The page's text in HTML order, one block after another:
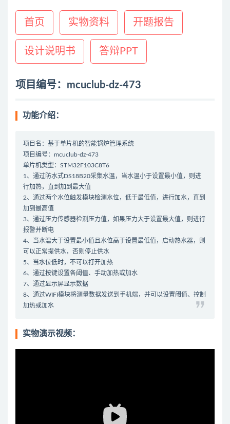
首页 实物资料 开题报告
设计说明书 答辩PPT
项目编号：mcuclub-dz-473
功能介绍：
项目名：基于单片机的智能锅炉管理系统
项目编号：mcuclub-dz-473
单片机类型：STM32F103C8T6
1、通过防水式DS18B20采集水温，当水温小于设置最小值，则进
行加热，直到加到最大值
2、通过两个水位触发模块检测水位，低于最低值，进行加水，直到
加到最高值
3、通过压力传感器检测压力值，如果压力大于设置最大值，则进行
报警并断电
4、当水温大于设置最小值且水位高于设置最低值，启动热水器，则
可以正常提供水，否则停止供水
5、当水位低时，不可以打开加热
6、通过按键设置各阈值、手动加热或加水
7、通过显示屏显示数据
8、通过WIFI模块将测量数据发送到手机端，并可以设置阈值、控制
加热或加水
实物演示视频：